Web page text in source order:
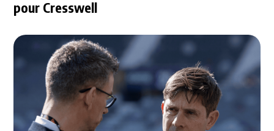
pour Cresswell